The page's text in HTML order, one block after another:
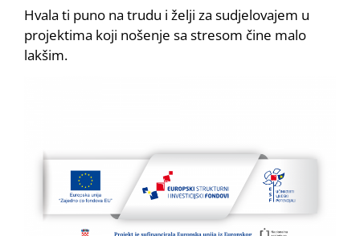
Hvala ti puno na trudu i želji za sudjelovajem u
projektima koji nošenje sa stresom čine malo
lakšim.